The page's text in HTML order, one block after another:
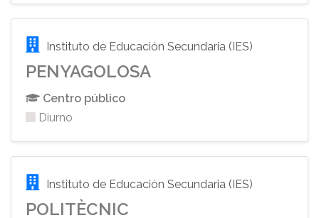
Instituto de Educación Secundaria (IES)
PENYAGOLOSA
Centro público
Diurno
Instituto de Educación Secundaria (IES)
POLITÈCNIC